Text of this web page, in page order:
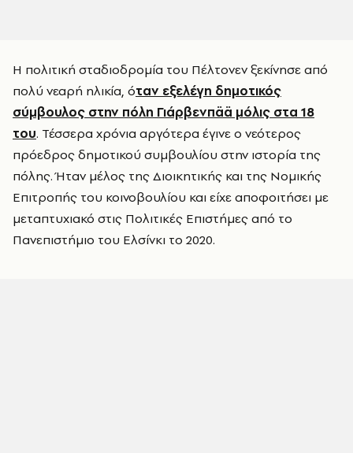
Η πολιτική σταδιοδρομία του Πέλτονεν ξεκίνησε από
πολύ νεαρή ηλικία, όταν εξελέγη δημοτικός
σύμβουλος στην πόλη Γιάρβενπää μόλις στα 18
του. Τέσσερα χρόνια αργότερα έγινε ο νεότερος
πρόεδρος δημοτικού συμβουλίου στην ιστορία της
πόλης. Ήταν μέλος της Διοικητικής και της Νομικής
Επιτροπής του κοινοβουλίου και είχε αποφοιτήσει με
μεταπτυχιακό στις Πολιτικές Επιστήμες από το
Πανεπιστήμιο του Ελσίνκι το 2020.